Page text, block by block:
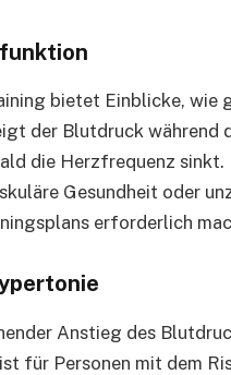
bietet Einblicke, wie
der Blutdruck während
die Herzfrequenz sinkt.
Gesundheit oder
erforderlich
Anstieg des
für Personen mit dem